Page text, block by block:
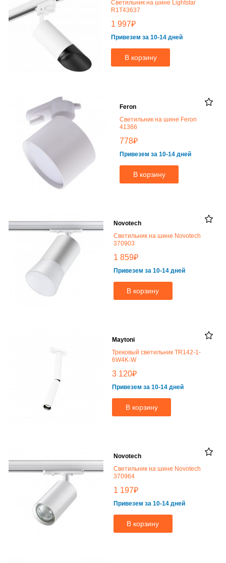
Светильник на шине Lightstar
R1T43637
1 997₽
Привезем за 10-14 дней
В корзину
Feron
Светильник на шине Feron
41366
778₽
Привезем за 10-14 дней
В корзину
Novotech
Светильник на шине Novotech
370903
1 859₽
Привезем за 10-14 дней
В корзину
Maytoni
Трековый светильник TR142-1-
6W4K-W
3 120₽
Привезем за 10-14 дней
В корзину
Novotech
Светильник на шине Novotech
370964
1 197₽
Привезем за 10-14 дней
В корзину